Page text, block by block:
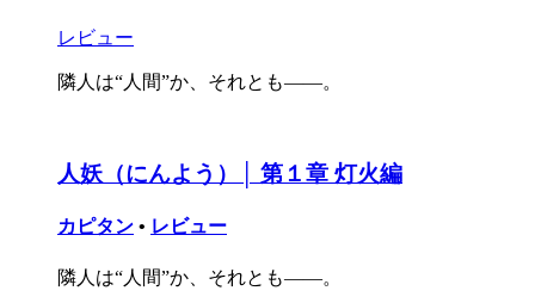
レビュー
隣人は“人間”か、それとも――。
人妖（にんよう）│ 第１章 灯火編
カピタン • レビュー
隣人は“人間”か、それとも――。